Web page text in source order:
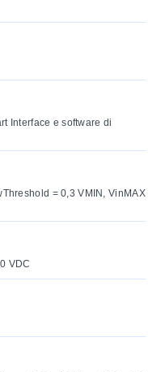
Interface e software di
= 0,3 VMIN, VinMAX
VDC